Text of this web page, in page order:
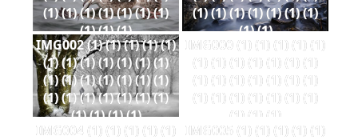
(1) (1) (1) (1) (1) (1) (1)
(1) (1) (1)
(1) (1) (1) (1) (1) (1) (1)
(1) (1)
IMG002 (1) (1) (1) (1) (1)
(1) (1) (1) (1) (1) (1) (1)
(1) (1) (1) (1) (1) (1) (1)
(1) (1) (1) (1) (1) (1) (1)
(1) (1) (1) (1)
IMG000 (1) (1) (1) (1) (1)
(1) (1) (1) (1) (1) (1) (1)
(1) (1) (1) (1) (1) (1) (1)
(1) (1) (1) (1) (1) (1) (1)
(1) (1) (1)
IMG004 (1) (1) (1) (1) (1) IMG005 (1) (1) (1) (1) (1)